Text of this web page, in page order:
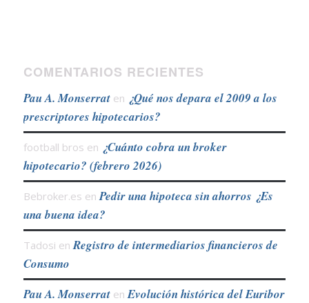
COMENTARIOS RECIENTES
Pau A. Monserraten ¿Qué nos depara el 2009 a los
prescriptores hipotecarios?
football bros en ¿Cuánto cobra un broker
hipotecario? (febrero 2026)
Bebroker.es en Pedir una hipoteca sin ahorros ¿Es
una buena idea?
Tadosi en Registro de intermediarios financieros de
Consumo
Pau A. Monserraten Evolución histórica del Euribor